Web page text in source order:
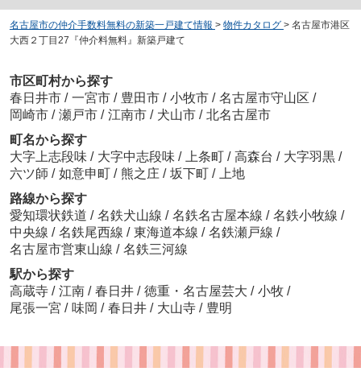
名古屋市の仲介手数料無料の新築一戸建て情報 > 物件カタログ > 名古屋市港区
大西２丁目27『仲介料無料』新築戸建て
市区町村から探す
春日井市 / 一宮市 / 豊田市 / 小牧市 / 名古屋市守山区 /
岡崎市 / 瀬戸市 / 江南市 / 犬山市 / 北名古屋市
町名から探す
大字上志段味 / 大字中志段味 / 上条町 / 高森台 / 大字羽黒 /
六ツ師 / 如意申町 / 熊之庄 / 坂下町 /
上地
路線から探す
愛知環状鉄道 / 名鉄犬山線 / 名鉄名古屋本線 / 名鉄小牧線 /
中央線 / 名鉄尾西線 / 東海道本線 / 名鉄瀬戸線 /
名古屋市営東山線 / 名鉄三河線
駅から探す
高蔵寺 / 江南 / 春日井 / 徳重・名古屋芸大 / 小牧 /
尾張一宮 / 味岡 / 春日井 / 大山寺 / 豊明